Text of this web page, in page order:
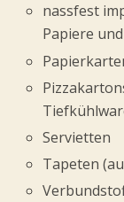
nassfest
Papiere
Servietten
Tapeten